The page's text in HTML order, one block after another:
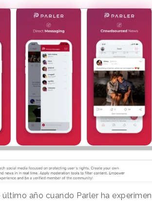
último año cuando Parler ha